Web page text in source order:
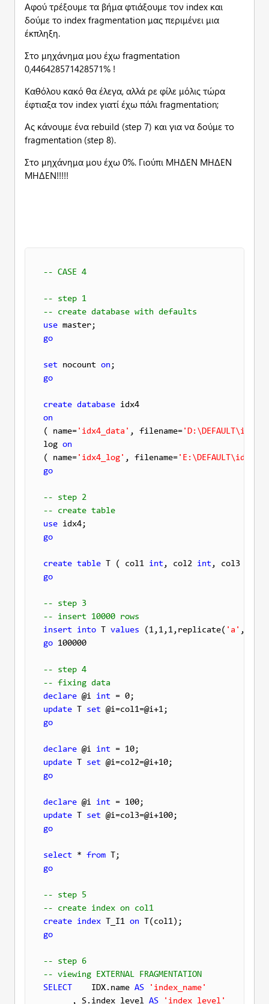
Αφού τρέξουμε τα βήμα φτιάξουμε τον index και
δούμε το index fragmentation μας περιμένει μια
έκπληξη.
Στο μηχάνημα μου έχω fragmentation
0,446428571428571% !
Καθόλου κακό θα έλεγα, αλλά ρε φίλε μόλις τώρα
έφτιαξα τον index γιατί έχω πάλι fragmentation;
Ας κάνουμε ένα rebuild (step 7) και για να δούμε το
fragmentation (step 8).
Στο μηχάνημα μου έχω 0%. Γιούπι ΜΗΔΕΝ ΜΗΔΕΝ
ΜΗΔΕΝ!!!!!
-- CASE 4
-- step 1
-- create database with defaults
use
go
set nocount on
go
create database
on
( name= 'idx4_data' , filename=
log on
( name= 'idx4_log' , filename=
go
-- step 2
-- create table
use
go
create table T ( col1 int , col2 int , col3
go
-- step 3
-- insert 10000 rows
insert into T values (1,1,1,replicate( 'a'
go 100000
-- step 4
-- fixing data
declare @i int
update T set
go
declare @i int
update T set
go
declare @i int
update T set
go
select * from
go
-- step 5
-- create index on col1
create index T_I1 on
go
-- step 6
-- viewing EXTERNAL FRAGMENTATION
SELECT
    IDX.name
AS
'index_name'
      , S.index_level
AS 'index_level'